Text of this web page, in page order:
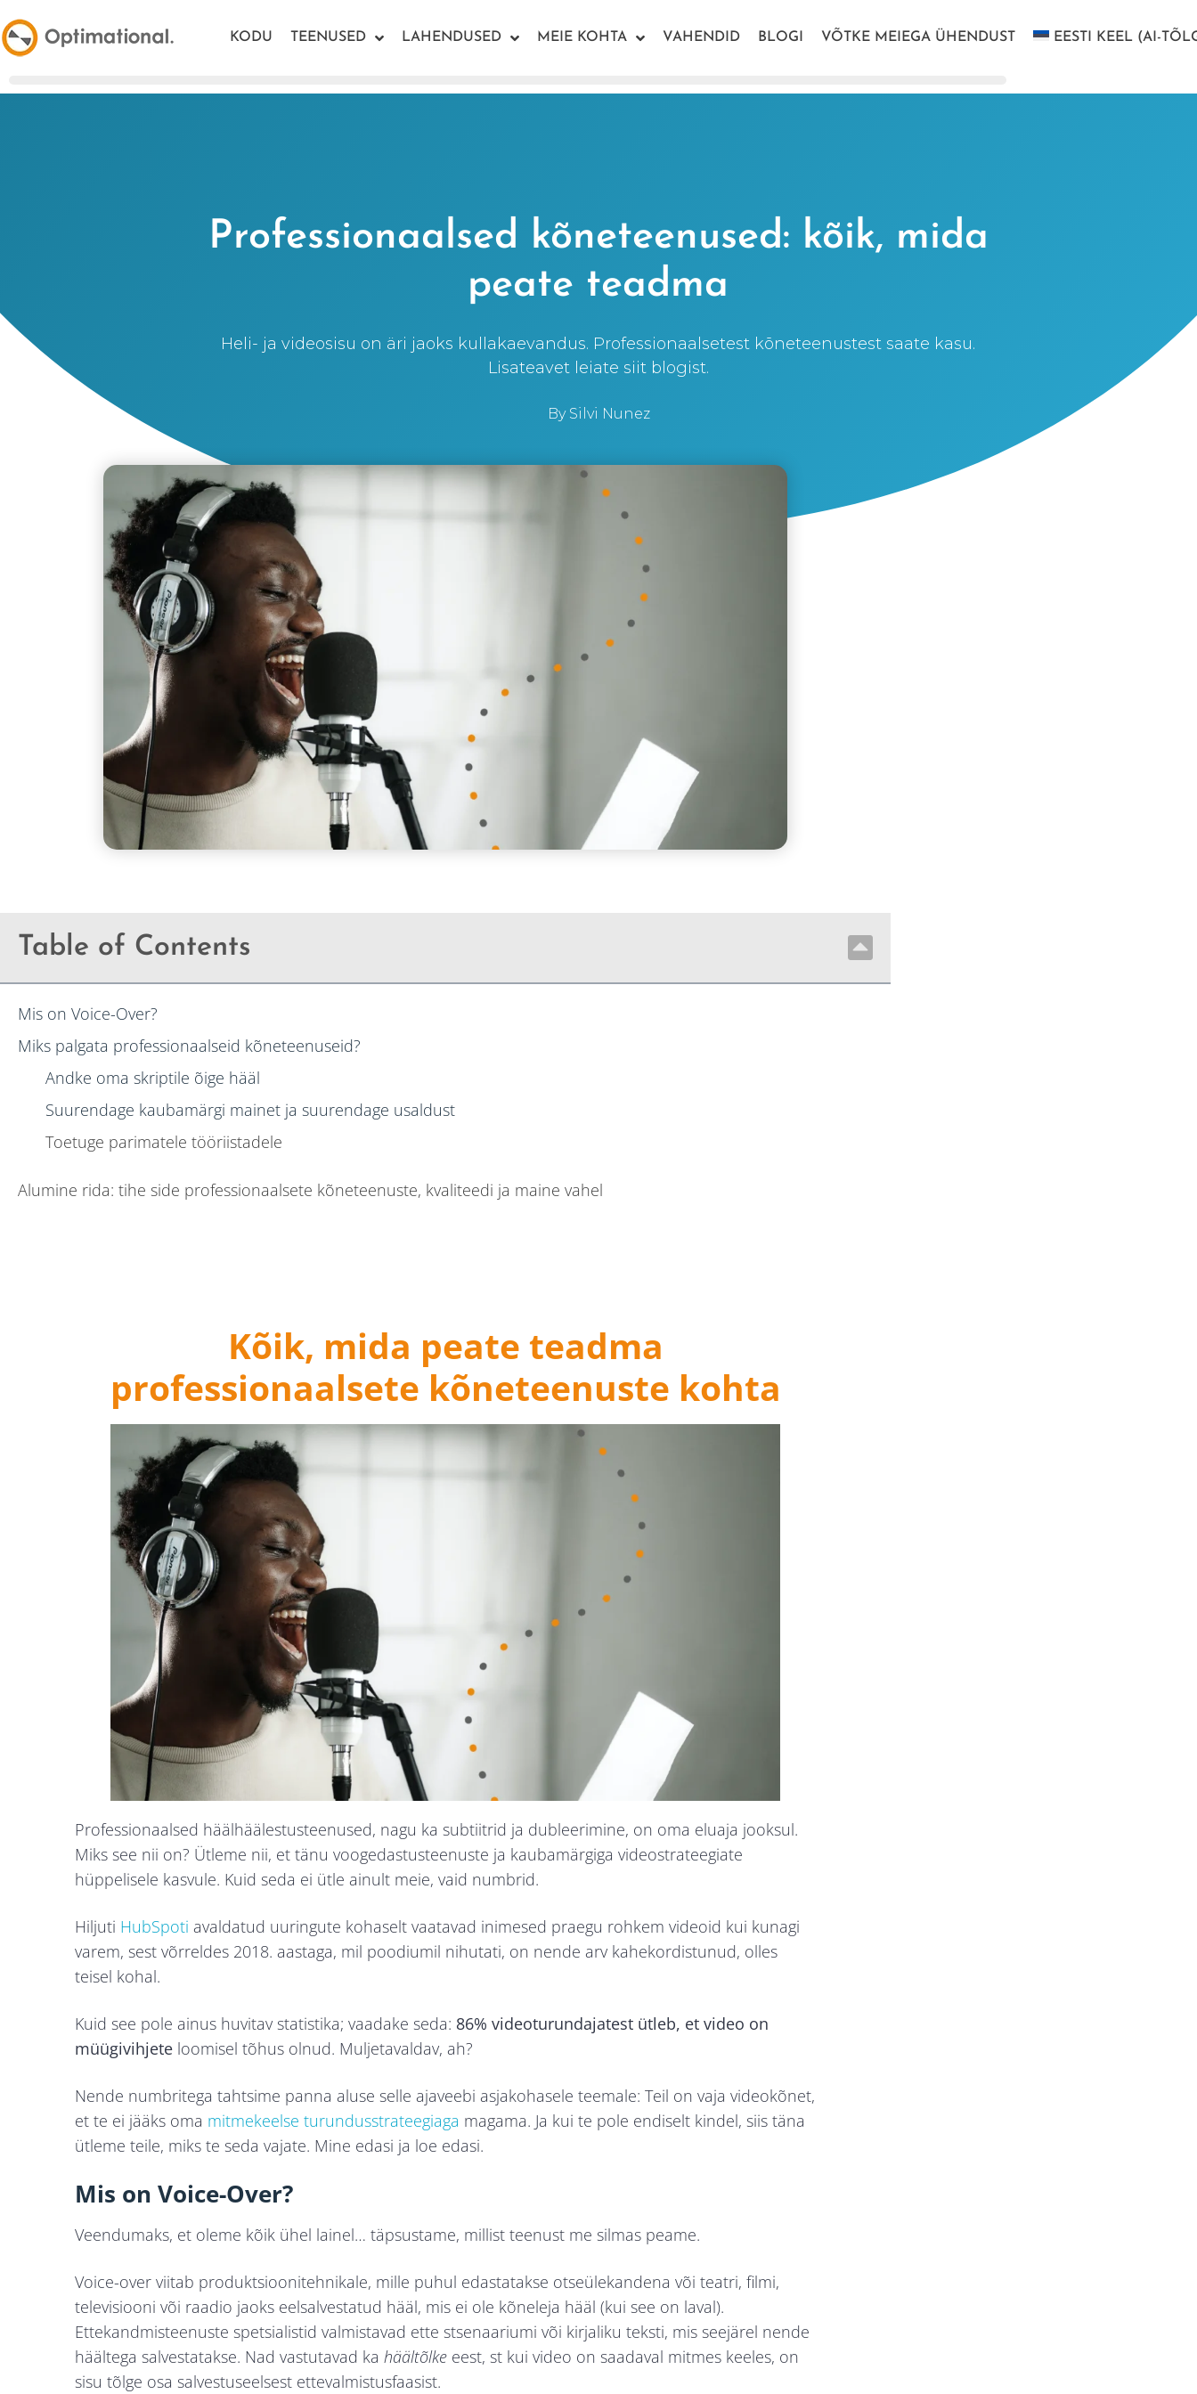
KODU TEENUSED LAHENDUSED MEIE KOHTA VAHENDID BLOGI VÕTKE MEIEGA ÜHENDUST EESTI KEEL (AI-
Professionaalsed kõneteenused: kõik, mida
peate teadma
Heli- ja videosisu on äri jaoks kullakaevandus. Professionaalsetest kõneteenustest saate kasu.
Lisateavet leiate siit blogist.
BySilvi Nunez
Table of Contents
Mis on Voice-Over?
Miks palgata professionaalseid kõneteenuseid?
Andke oma skriptile õige hääl
Suurendage kaubamärgi mainet ja suurendage usaldust
Toetuge parimatele tööriistadele
Alumine rida: tihe side professionaalsete kõneteenuste, kvaliteedi ja maine vahel
Kõik, mida peate teadma
professionaalsete kõneteenuste kohta
Professionaalsed häälhäälestusteenused, nagu ka subtiitrid ja dubleerimine, on oma eluaja jooksul.
Miks see nii on? Ütleme nii, et tänu voogedastusteenuste ja kaubamärgiga videostrateegiate
hüppelisele kasvule. Kuid seda ei ütle ainult meie, vaid numbrid.
Hiljuti HubSpoti avaldatud uuringute kohaselt vaatavad inimesed praegu rohkem videoid kui kunagi
varem, sest võrreldes 2018. aastaga, mil poodiumil nihutati, on nende arv kahekordistunud, olles
teisel kohal.
Kuid see pole ainus huvitav statistika; vaadake seda: 86% videoturundajatest ütleb, et video on
müügivihjete loomisel tõhus olnud. Muljetavaldav, ah?
Nende numbritega tahtsime panna aluse selle ajaveebi asjakohasele teemale: Teil on vaja videokõnet,
et te ei jääks oma mitmekeelse turundusstrateegiaga magama. Ja kui te pole endiselt kindel, siis täna
ütleme teile, miks te seda vajate. Mine edasi ja loe edasi.
Mis on Voice-Over?
Veendumaks, et oleme kõik ühel lainel… täpsustame, millist teenust me silmas peame.
Voice-over viitab produktsioonitehnikale, mille puhul edastatakse otseülekandena või teatri, filmi,
televisiooni või raadio jaoks eelsalvestatud hääl, mis ei ole kõneleja hääl (kui see on laval).
Ettekandmisteenuste spetsialistid valmistavad ette stsenaariumi või kirjaliku teksti, mis seejärel nende
häältega salvestatakse. Nad vastutavad ka häältõlke eest, st kui video on saadaval mitmes keeles, on
sisu tõlge osa salvestuseelsest ettevalmistusfaasist.